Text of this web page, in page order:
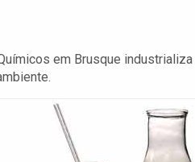
em Brusque